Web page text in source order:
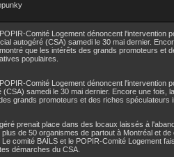
Comité Logement dénoncent l'intervention
autogéré (CSA) samedi le 30 mai dernier.
que les intérêts des grands promoteurs et
populaires.
Comité Logement dénoncent l'intervention
samedi le 30 mai dernier. Encore une fois,
grands promoteurs et des riches spéculateurs
prenait place dans des locaux laissés à
de 50 organismes de partout à Montréal et
comité BAILS et le POPIR-Comité Logement
démarches du CSA.